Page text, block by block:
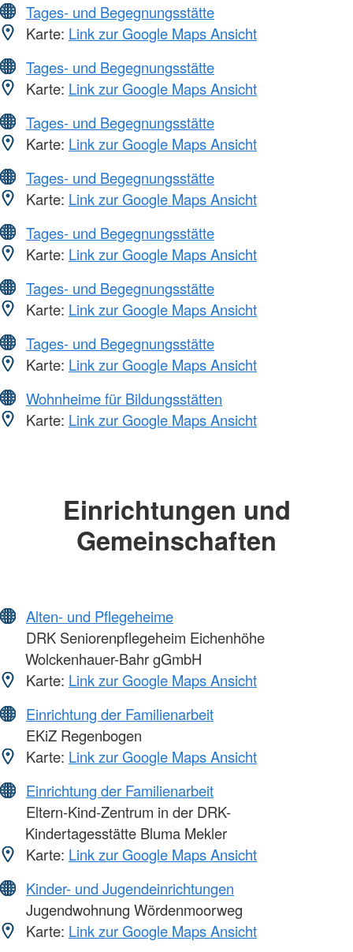
Tages- und Begegnungsstätte
Karte: Link zur Google Maps Ansicht
Tages- und Begegnungsstätte
Karte: Link zur Google Maps Ansicht
Tages- und Begegnungsstätte
Karte: Link zur Google Maps Ansicht
Tages- und Begegnungsstätte
Karte: Link zur Google Maps Ansicht
Tages- und Begegnungsstätte
Karte: Link zur Google Maps Ansicht
Tages- und Begegnungsstätte
Karte: Link zur Google Maps Ansicht
Tages- und Begegnungsstätte
Karte: Link zur Google Maps Ansicht
Wohnheime für Bildungsstätten
Karte: Link zur Google Maps Ansicht
Einrichtungen und
Gemeinschaften
Alten- und Pflegeheime
DRK Seniorenpflegeheim Eichenhöhe
Wolckenhauer-Bahr gGmbH
Karte: Link zur Google Maps Ansicht
Einrichtung der Familienarbeit
EKiZ Regenbogen
Karte: Link zur Google Maps Ansicht
Einrichtung der Familienarbeit
Eltern-Kind-Zentrum in der DRK-
Kindertagesstätte Bluma Mekler
Karte: Link zur Google Maps Ansicht
Kinder- und Jugendeinrichtungen
Jugendwohnung Wördenmoorweg
Karte: Link zur Google Maps Ansicht